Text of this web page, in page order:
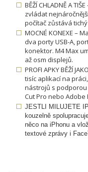
BĚŽÍ CHLADNĚ A
zvládat
počítač zůstává
MOCNÉ KONEXE –
dva porty USB-A,
konektor. M4 Max
až osm displejů.
PROFI APKY BĚŽÍ
tisíc aplikací na
nástrojů s podporou
Cut Pro nebo Adobe
JESTLI MILUJETE
kouzelně
něco na iPhonu a
textové zprávy i